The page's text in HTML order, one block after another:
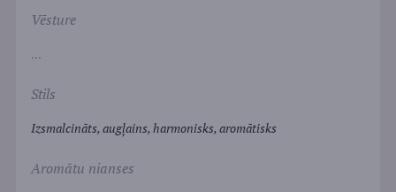
Vēsture
...
Stils
Izsmalcināts, augļains, harmonisks, aromātisks
Aromātu nianses